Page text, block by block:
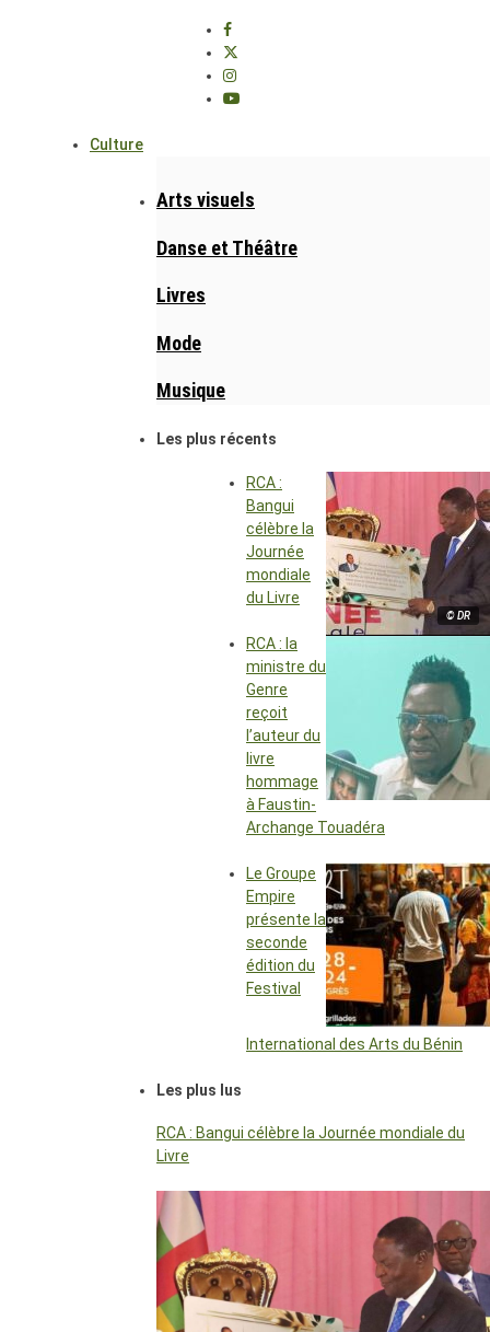
Culture
Arts visuels
Danse et Théâtre
Livres
Mode
Musique
Les plus récents
© DR
RCA :
Bangui
célèbre la
Journée
mondiale
du Livre
RCA : la
ministre du
Genre
reçoit
l’auteur du
livre
hommage
à Faustin-
Archange Touadéra
Le Groupe
Empire
présente la
seconde
édition du
Festival
International des Arts du Bénin
Les plus lus
RCA : Bangui célèbre la Journée mondiale du
Livre